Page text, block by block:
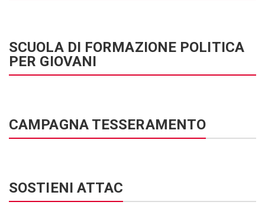
SCUOLA DI FORMAZIONE POLITICA
PER GIOVANI
CAMPAGNA TESSERAMENTO
SOSTIENI ATTAC